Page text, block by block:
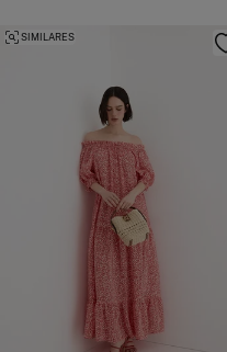
SIMILARES